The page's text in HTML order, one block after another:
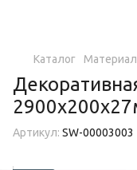
Каталог
Артикул: SW-00003003